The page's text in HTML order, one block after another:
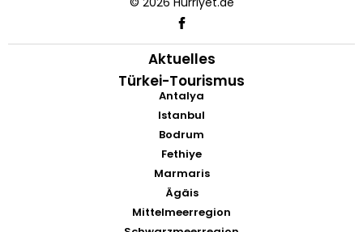
Aktuelles
Türkei-Tourismus
Antalya
Istanbul
Bodrum
Fethiye
Marmaris
Ägäis
Mittelmeerregion